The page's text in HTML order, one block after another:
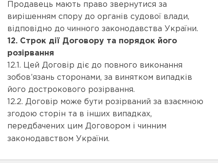
Продавець мають право звернутися за
вирішенням спору до органів судової влади,
відповідно до чинного законодавства України.
12. Строк дії Договору та порядок його
розірвання
12.1. Цей Договір діє до повного виконання
зобов’язань сторонами, за винятком випадків
його дострокового розірвання.
12.2. Договір може бути розірваний за взаємною
згодою сторін та в інших випадках,
передбачених цим Договором і чинним
законодавством України.